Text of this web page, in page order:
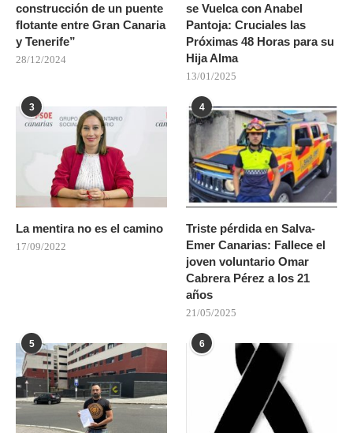
construcción de un puente
flotante entre Gran Canaria
y Tenerife”
28/12/2024
se Vuelca con Anabel
Pantoja: Cruciales las
Próximas 48 Horas para su
Hija Alma
13/01/2025
3
La mentira no es el camino
17/09/2022
4
Triste pérdida en Salva-
Emer Canarias: Fallece el
joven voluntario Omar
Cabrera Pérez a los 21
años
21/05/2025
5 6